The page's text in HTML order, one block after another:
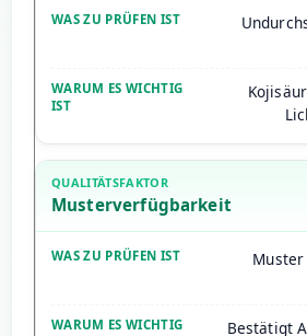
Musterverfügbarkeit
Bestätigt